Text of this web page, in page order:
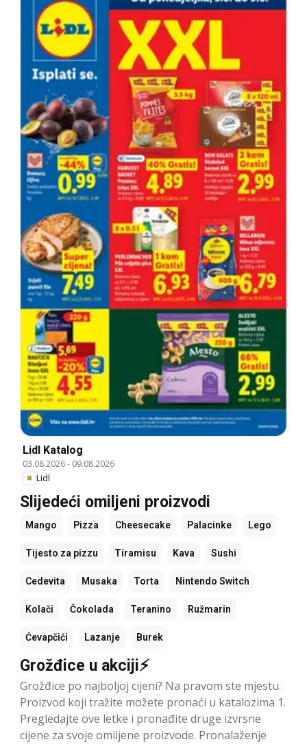
Lidl Katalog
03.08.2026- 09.08.2026
Lidl
Slijedeći omiljeni proizvodi
Mango Pizza Cheesecake Palacinke Lego
Tijesto za pizzu Tiramisu Kava Sushi
Cedevita Musaka Torta Nintendo Switch
Kolači Čokolada Teranino Ružmarin
Ćevapčići Lazanje Burek
Grožđice u akciji⚡
Grožđice po najboljoj cijeni? Na pravom ste mjestu.
Proizvod koji tražite možete pronaći u katalozima 1.
Pregledajte ove letke i pronađite druge izvrsne
cijene za svoje omiljene proizvode. Pronalaženje